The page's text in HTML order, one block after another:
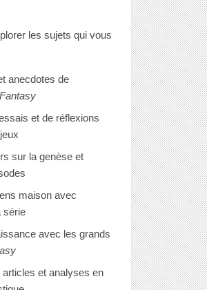
les sujets qui vous
anecdotes de
et de réflexions
sur la genèse et
maison avec
série
avec les grands
et analyses en